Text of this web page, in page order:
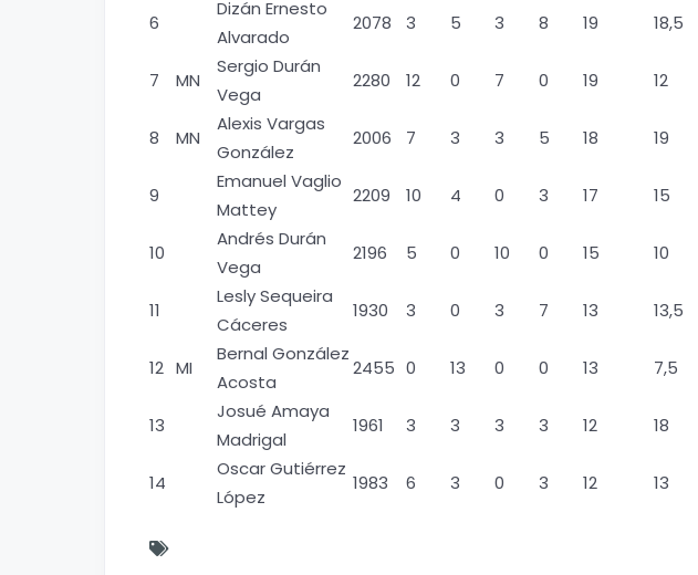
6
Dizán Ernesto
Alvarado
2078 3 5 3 8 19 18,5
7 MN
Sergio Durán
Vega
2280 12 0 7 0 19 12
8 MN
Alexis Vargas
González
2006 7 3 3 5 18 19
9
Emanuel Vaglio
Mattey
2209 10 4 0 3 17 15
10
Andrés Durán
Vega
2196 5 0 10 0 15 10
11
Lesly Sequeira
Cáceres
1930 3 0 3 7 13 13,5
12 MI
Bernal González
Acosta
2455 0 13 0 0 13 7,5
13
Josué Amaya
Madrigal
1961 3 3 3 3 12 18
14
Oscar Gutiérrez
López
1983 6 3 0 3 12 13